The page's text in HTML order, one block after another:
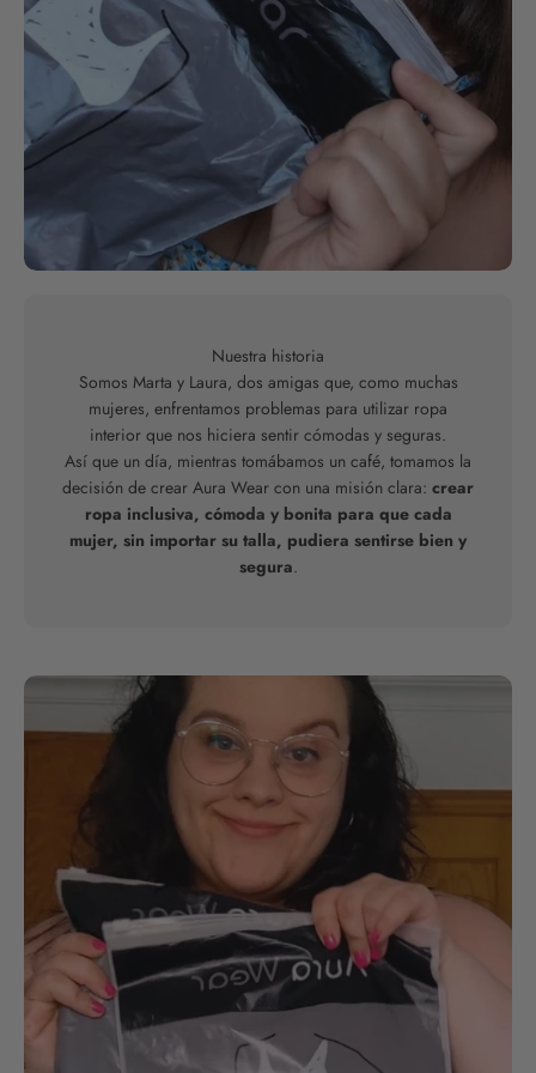
Nuestra historia
Somos Marta y Laura, dos amigas que, como muchas
mujeres, enfrentamos problemas para utilizar ropa
interior que nos hiciera sentir cómodas y seguras.
Así que un día, mientras tomábamos un café, tomamos la
decisión de crear Aura Wear con una misión clara: crear
ropa inclusiva, cómoda y bonita para que cada
mujer, sin importar su talla, pudiera sentirse bien y
segura.